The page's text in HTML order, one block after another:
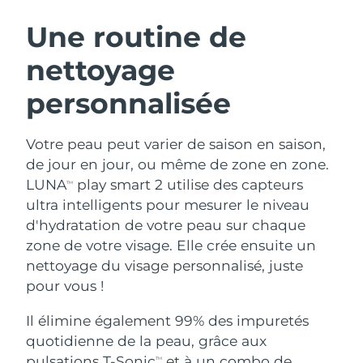
Une routine de
nettoyage
personnalisée
Votre peau peut varier de saison en saison,
de jour en jour, ou même de zone en zone.
LUNATM
play smart 2 utilise des capteurs
ultra intelligents pour mesurer le niveau
d'hydratation de votre peau sur chaque
zone de votre visage. Elle crée ensuite un
nettoyage du visage personnalisé, juste
pour vous !
Il élimine également 99% des impuretés
quotidienne de la peau, grâce aux
TM
Nettoyage du visage
Anti-aging massage
LUNA™ 4 Plus
Massage, LED heating
LUNA™ 4 Men
Lifting
Microcurrent toning
BEAR™ 2 go
Microcurrent toning on-the-go
BEAR™ 2 eyes & lips
Hydratation
UFO™ 3 coffret
Deep facial hydration
Near-infrared and red light therapy
device
Soin bucco-dentaire
issa™ 4
Hybrid silicone sonic toothbrush
Smart hybrid silicone sonic toothbrush
FAQ™ TRAITEMENT ANTI-ÂGE
Anti-âge Traitements LED
Autriche Livraison estimée
Bahreïn
Belgique Livraison estimée
Bermudes Livraison estimée 18/08/2026
Bosnie-Herzégovine Livraison estimée
Brunei
Bulgarie Livraison estimée12/08/2026
Canada
Chili Livraison estimée16/08/2026